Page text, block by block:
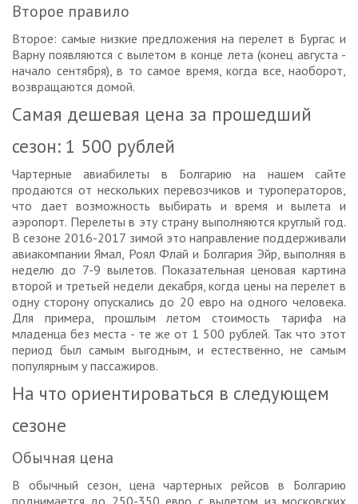
Второе правило
Второе: самые низкие предложения на перелет в Бургас и
Варну появляются с вылетом в конце лета (конец августа -
начало сентября), в то самое время, когда все, наоборот,
возвращаются домой.
Самая дешевая цена за прошедший
сезон: 1 500 рублей
Чартерные авиабилеты в Болгарию на нашем сайте
продаются от нескольких перевозчиков и туроператоров,
что дает возможность выбирать и время и вылета и
аэропорт. Перелеты в эту страну выполняются круглый год.
В сезоне 2016-2017 зимой это направление поддерживали
авиакомпании Ямал, Роял Флай и Болгария Эйр, выполняя в
неделю до 7-9 вылетов. Показательная ценовая картина
второй и третьей недели декабря, когда цены на перелет в
одну сторону опускались до 20 евро на одного человека.
Для примера, прошлым летом стоимость тарифа на
младенца без места - те же от 1 500 рублей. Так что этот
период был самым выгодным, и естественно, не самым
популярным у пассажиров.
На что ориентироваться в следующем
сезоне
Обычная цена
В обычный сезон, цена чартерных рейсов в Болгарию
поднимается до 250-350 евро с вылетом из московских